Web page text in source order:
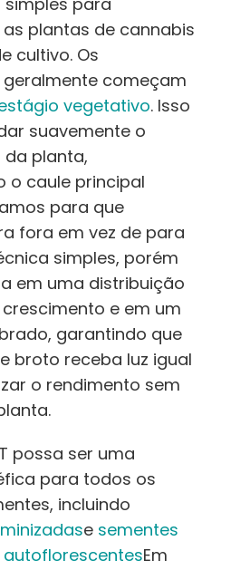
plantas de cannabis
cultivo. Os
começam
vegetativo. Isso
suavemente o
planta,
o caule principal
para que
fora em vez de para
simples, porém
em uma distribuição
e em um
garantindo que
broto receba luz igual
o rendimento sem
possa ser uma
para todos os
incluindo
e sementes
Em